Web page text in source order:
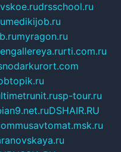
drsschool.ru
medikijob.ru
myragon.ru
rti.com.ru
sp-tour.ru
DSHAIR.RU
musavtomat.msk.ru